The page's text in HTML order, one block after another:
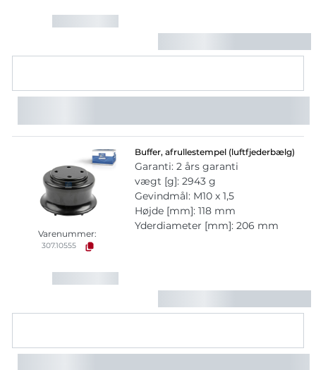
Varenummer:
307.10555
Buffer, afrullestempel (luftfjederbælg)
Garanti: 2 års garanti
vægt [g]: 2943 g
Gevindmål: M10 x 1,5
Højde [mm]: 118 mm
Yderdiameter [mm]: 206 mm